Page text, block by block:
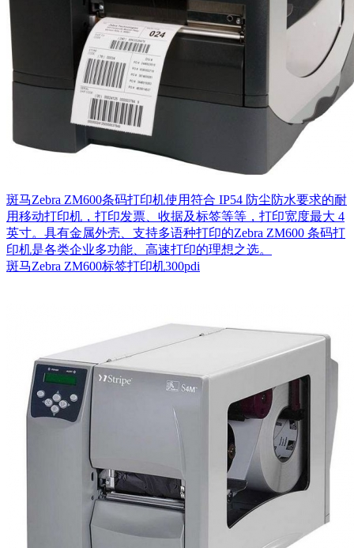
斑马Zebra ZM600条码打印机使用符合 IP54 防尘防水要求的耐
用移动打印机，打印发票、收据及标签等等，打印宽度最大 4
英寸。具有金属外壳、支持多语种打印的Zebra ZM600 条码打
印机是各类企业多功能、高速打印的理想之选。
斑马Zebra ZM600标签打印机300pdi